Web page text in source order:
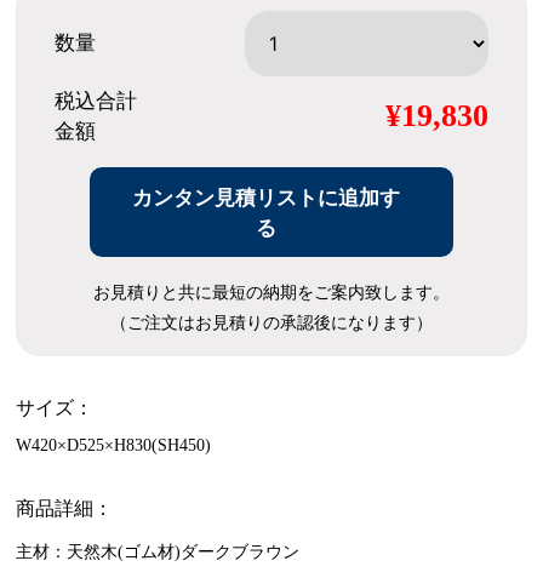
数量
税込合計
金額
¥19,830
カンタン見積リストに追加す
る
お見積りと共に最短の納期をご案内致します。
（ご注文はお見積りの承認後になります）
サイズ：
W420×D525×H830(SH450)
商品詳細：
主材：天然木(ゴム材)ダークブラウン